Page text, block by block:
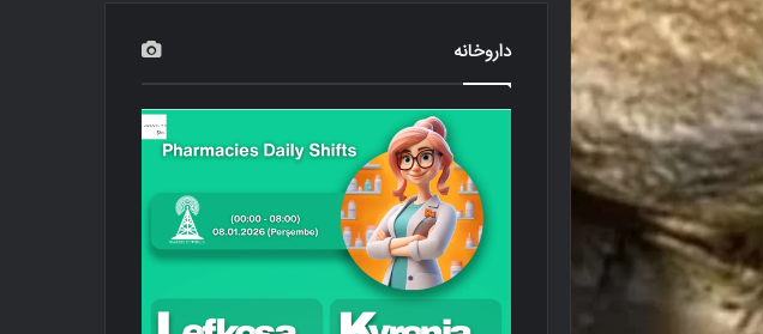
داروخانه